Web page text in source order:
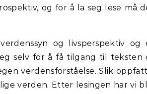
og for å la seg lese må
og livsperspektiv og
selv for å få tilgang til teksten
verdensforståelse. Slik
verden. Etter lesingen har vi